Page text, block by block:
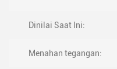
Dinilai Saat Ini:
Menahan tegangan: